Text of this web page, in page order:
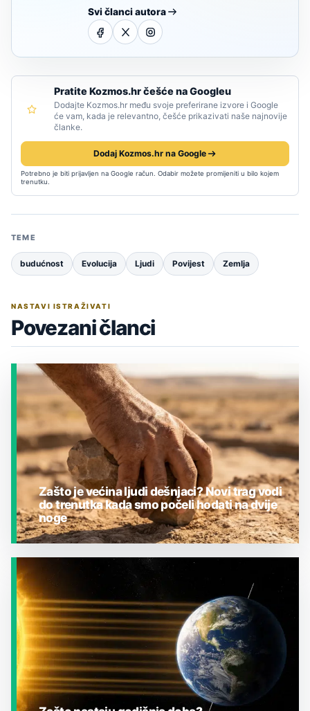
Svi članci autora
Pratite Kozmos.hr češće na Googleu
Dodajte Kozmos.hr među svoje preferirane izvore i Google
će vam, kada je relevantno, češće prikazivati naše najnovije
članke.
Dodaj Kozmos.hr na Google
Potrebno je biti prijavljen na Google račun. Odabir možete promijeniti u bilo kojem
trenutku.
TEME
budućnost Evolucija Ljudi Povijest Zemlja
NASTAVI ISTRAŽIVATI
Povezani članci
JESTE LI ZNALI?
Zašto je većina ljudi dešnjaci? Novi trag vodi
do trenutka kada smo počeli hodati na dvije
noge